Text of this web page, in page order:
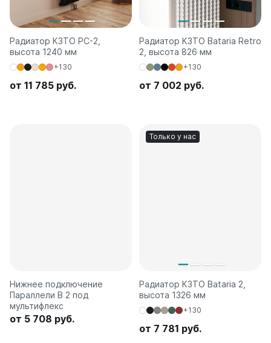
Радиатор КЗТО РС-2,
высота 1240 мм
+130
от 11 785 руб.
Радиатор КЗТО Bataria Retro
2, высота 826 мм
+130
от 7 002 руб.
Нижнее подключение
Параллели В 2 под
мультифлекс
от 5 708 руб.
Только у нас
Радиатор КЗТО Bataria 2,
высота 1326 мм
+130
от 7 781 руб.